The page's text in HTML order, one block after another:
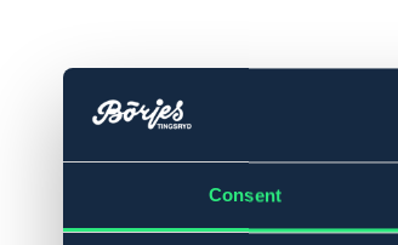
Consent